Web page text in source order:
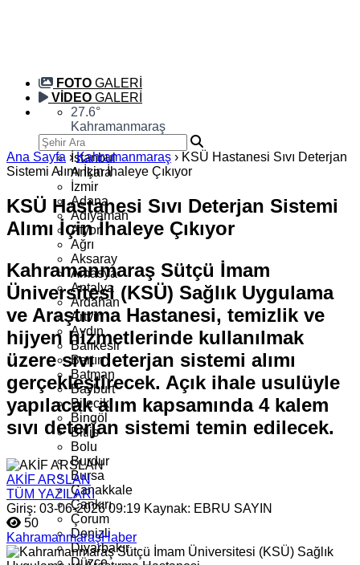
FOTO GALERİ
VİDEO GALERİ
27.6°
Kahramanmaraş
İstanbul
Ankara
İzmir
Adana
Adıyaman
Afyon
Ağrı
Aksaray
Amasya
Antalya
Ardahan
Artvin
Aydın
Balıkesir
Bartın
Batman
Bayburt
Bilecik
Bingöl
Bitlis
Bolu
Burdur
Bursa
Çanakkale
Çankırı
Çorum
Denizli
Diyarbakır
Düzce
Ana Sayfa ›Kahramanmaraş › KSÜ Hastanesi Sıvı Deterjan
Sistemi Alımı İçin İhaleye Çıkıyor
KSÜ Hastanesi Sıvı Deterjan Sistemi
Alımı İçin İhaleye Çıkıyor
Kahramanmaraş Sütçü İmam
Üniversitesi (KSÜ) Sağlık Uygulama
ve Araştırma Hastanesi, temizlik ve
hijyen hizmetlerinde kullanılmak
üzere sıvı deterjan sistemi alımı
gerçekleştirecek. Açık ihale usulüyle
yapılacak alım kapsamında 4 kalem
sıvı deterjan sistemi temin edilecek.
AKİF ARSLAN
TÜM YAZILARI
Giriş: 03-06-2026 09:19 Kaynak: EBRU SAYIN
50
KahramanmaraşHaber